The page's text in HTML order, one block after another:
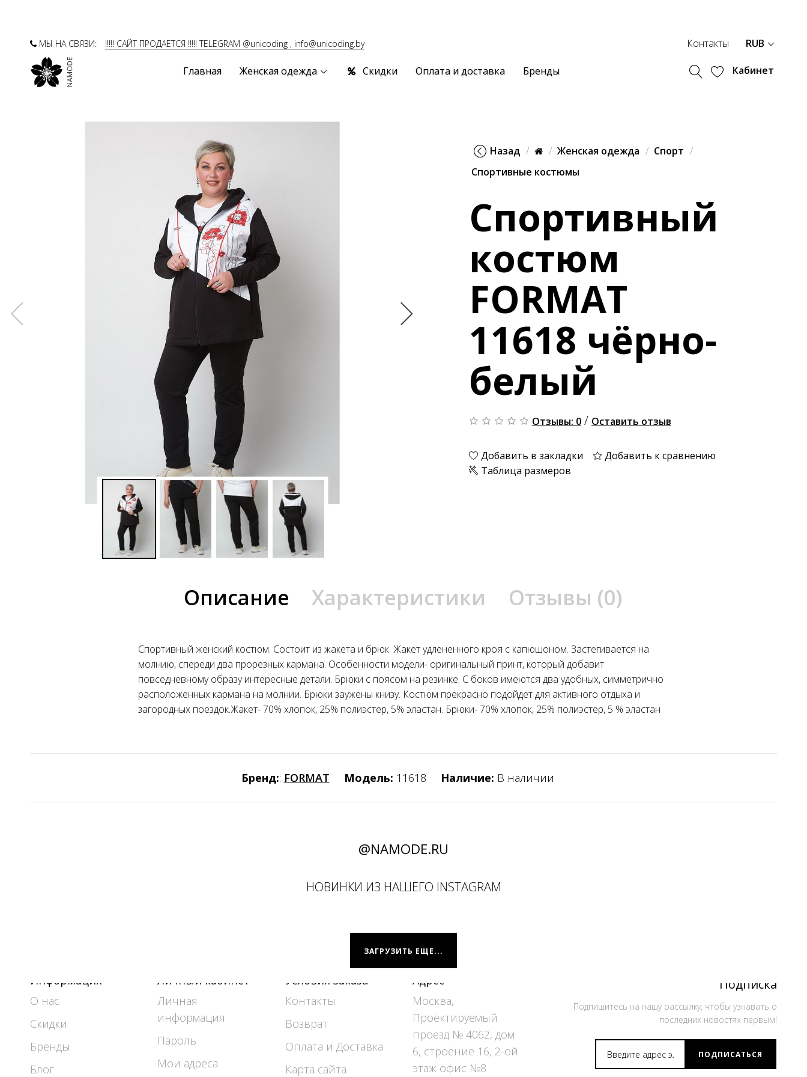
МЫ НА СВЯЗИ: !!!!! САЙТ ПРОДАЕТСЯ !!!!! TELEGRAM @unicoding , info@unicoding.by Контакты RUB
Главная Женская одежда Скидки Оплата и доставка Бренды Кабинет
Назад Женская одежда
Спорт
Спортивные костюмы
Спортивный
костюм
FORMAT
11618 чёрно-
белый
Отзывы: 0 / Оставить отзыв
Добавить в закладки
Добавить к сравнению
Таблица размеров
Описание Характеристики Отзывы (0)
Спортивный женский костюм. Состоит из жакета и брюк. Жакет удлененного кроя с капюшоном. Застегивается на
молнию, спереди два прорезных кармана. Особенности модели- оригинальный принт, который добавит
повседневному образу интересные детали. Брюки с поясом на резинке. С боков имеются два удобных, симметрично
расположенных кармана на молнии. Брюки заужены книзу. Костюм прекрасно подойдет для активного отдыха и
загородных поездок.Жакет- 70% хлопок, 25% полиэстер, 5% эластан. Брюки- 70% хлопок, 25% полиэстер, 5 % эластан
Бренд:: FORMAT Модель: 11618 Наличие: В наличии
@NAMODE.RU
НОВИНКИ ИЗ НАШЕГО INSTAGRAM
ЗАГРУЗИТЬ ЕЩЕ...
Информация
О нас
Скидки
Бренды
Блог
Личный кабинет
Личная
информация
Пароль
Мои адреса
Условия заказа
Контакты
Возврат
Оплата и Доставка
Карта сайта
Адрес
Москва,
Проектируемый
проезд № 4062, дом
6, строение 16, 2-ой
этаж офис №8
Подписка
Подпишитесь на нашу рассылку, чтобы узнавать о
последних новостях первым!
ПОДПИСАТЬСЯ